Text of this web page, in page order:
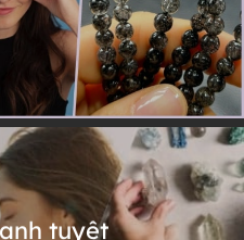
tuyệt